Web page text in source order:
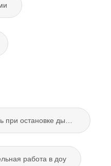
работа в доу